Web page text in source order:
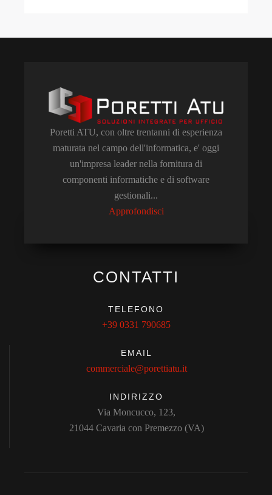
Poretti ATU, con oltre trentanni di esperienza
maturata nel campo dell'informatica, e' oggi
un'impresa leader nella fornitura di
componenti informatiche e di software
gestionali...
Approfondisci
CONTATTI
TELEFONO
+39 0331 790685
EMAIL
commerciale@porettiatu.it
INDIRIZZO
Via Moncucco, 123,
21044 Cavaria con Premezzo (VA)